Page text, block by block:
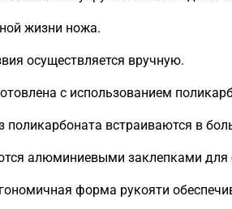
жизни ножа.
осуществляется вручную.
с использованием
поликарбоната встраиваются в
алюминиевыми заклепками для
форма рукояти